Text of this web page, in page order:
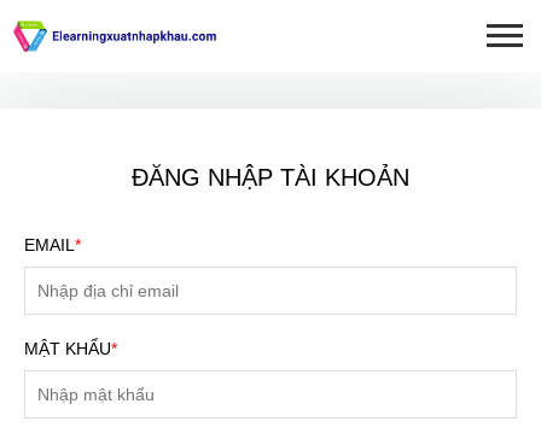
ĐĂNG NHẬP TÀI KHOẢN
EMAIL *
MẬT KHẨU*